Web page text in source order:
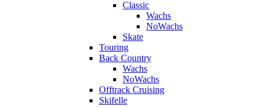
Classic
Wachs
NoWachs
Skate
Touring
Back Country
Wachs
NoWachs
Offtrack Cruising
Skifelle